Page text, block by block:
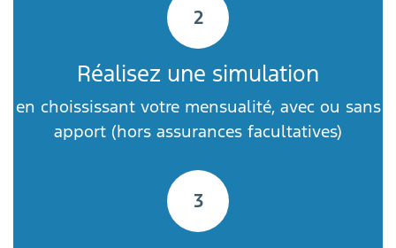
2
Réalisez une simulation
en choississant votre mensualité, avec ou sans
apport (hors assurances facultatives)
3